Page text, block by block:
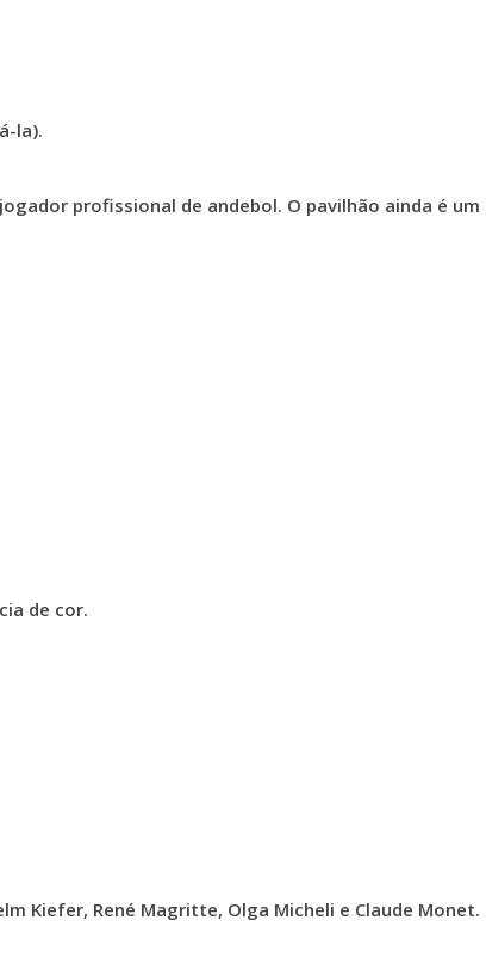
la).
profissional de andebol. O pavilhão ainda é um
de cor.
Kiefer, René Magritte, Olga Micheli e Claude Monet.